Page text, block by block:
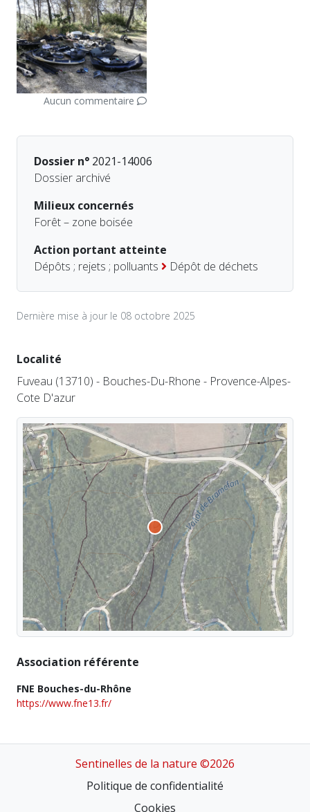
Aucun commentaire
Dossier n° 2021-14006
Dossier archivé
Milieux concernés
Forêt – zone boisée
Action portant atteinte
Dépôts ; rejets ; polluants
Dépôt de déchets
Dernière mise à jour le 08 octobre 2025
Localité
Fuveau (13710) - Bouches-Du-Rhone - Provence-Alpes-
Cote D'azur
Association référente
FNE Bouches-du-Rhône
https://www.fne13.fr/
Sentinelles de la nature ©2026
Politique de confidentialité
Cookies